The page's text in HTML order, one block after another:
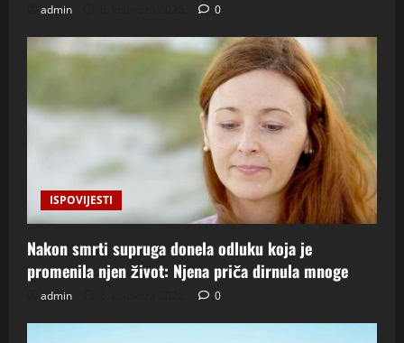
admin 0
ISPOVIJESTI
Nakon smrti supruga donela odluku koja je
promenila njen život: Njena priča dirnula mnoge
admin 0